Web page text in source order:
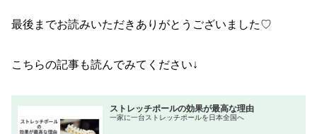
最後までお読みいただきありがとうございました♡
こちらの記事も読んでみてください↓
ストレッチポールの効果が最高な理由
一家に一台ストレッチポールを日本全国へ